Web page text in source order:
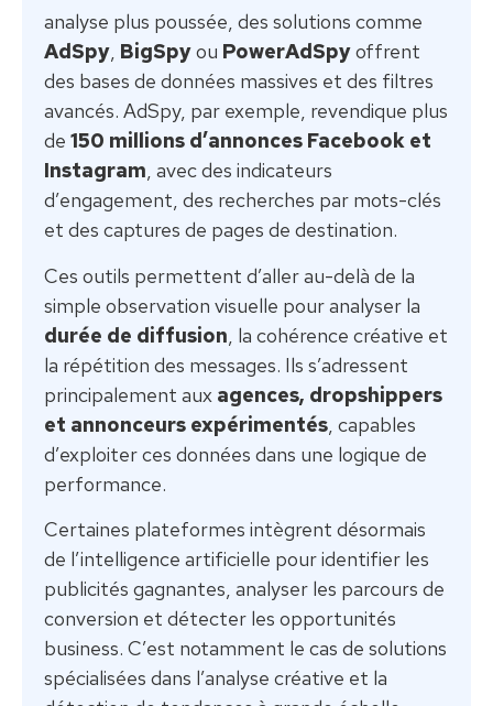
analyse plus poussée, des solutions comme
AdSpy, BigSpyou PowerAdSpyoffrent
des bases de données massives et des filtres
avancés. AdSpy, par exemple, revendique plus
de 150 millions d’annonces Facebook et
Instagram, avec des indicateurs
d’engagement, des recherches par mots-clés
et des captures de pages de destination.
Ces outils permettent d’aller au-delà de la
simple observation visuelle pour analyser la
durée de diffusion , la cohérence créative et
la répétition des messages. Ils s’adressent
principalement aux agences, dropshippers
et annonceurs expérimentés , capables
d’exploiter ces données dans une logique de
performance.
Certaines plateformes intègrent désormais
de l’intelligence artificielle pour identifier les
publicités gagnantes, analyser les parcours de
conversion et détecter les opportunités
business. C’est notamment le cas de solutions
spécialisées dans l’analyse créative et la